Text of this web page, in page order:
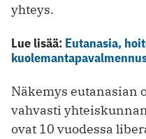
yhteys.
Lue lisää: Eutanasia,
Näkemys eutanasian
vahvasti
ovat 10 vuodessa